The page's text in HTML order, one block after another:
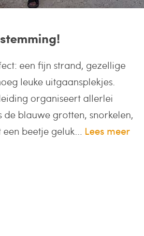
een fijn strand, gezellige
leuke uitgaansplekjes.
organiseert allerlei
blauwe grotten, snorkelen,
beetje geluk... Lees meer